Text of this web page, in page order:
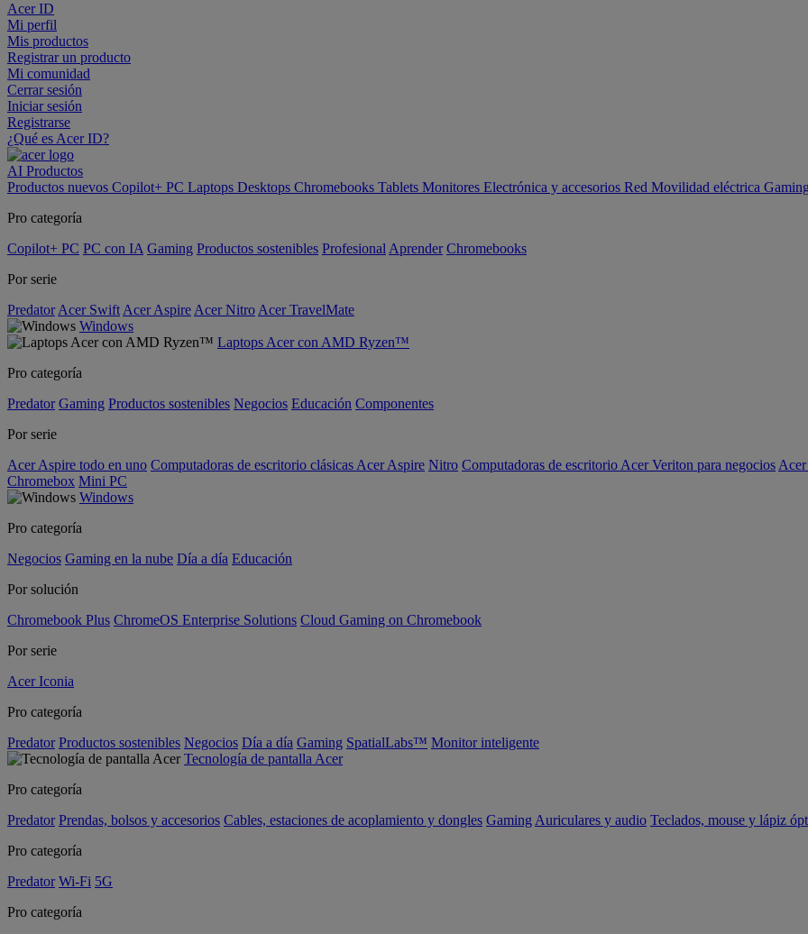
Acer ID
Mi perfil
Mis productos
Registrar un producto
Mi comunidad
Cerrar sesión
Iniciar sesión
Registrarse
¿Qué es Acer ID?
AI Productos
Productos nuevos Copilot+ PC Laptops Desktops Chromebooks Tablets Monitores Electrónica y accesorios Red Movilidad eléctrica
Pro categoría
Copilot+ PC PC con IA Gaming Productos sostenibles Profesional Aprender Chromebooks
Por serie
Predator Acer Swift Acer Aspire Acer Nitro Acer TravelMate
Windows
Laptops Acer con AMD Ryzen™
Pro categoría
Predator Gaming Productos sostenibles Negocios Educación Componentes
Por serie
Acer Aspire todo en uno Computadoras de escritorio clásicas Acer Aspire Nitro Computadoras de escritorio Acer Veriton para negocios
Chromebox Mini PC
Windows
Pro categoría
Negocios Gaming en la nube Día a día Educación
Por solución
Chromebook Plus ChromeOS Enterprise Solutions Cloud Gaming on Chromebook
Por serie
Acer Iconia
Pro categoría
Predator Productos sostenibles Negocios Día a día Gaming SpatialLabs™ Monitor inteligente
Tecnología de pantalla Acer
Pro categoría
Predator Prendas, bolsos y accesorios Cables, estaciones de acoplamiento y dongles Gaming Auriculares y audio Teclados, mouse y lápiz
Pro categoría
Predator Wi-Fi 5G
Pro categoría